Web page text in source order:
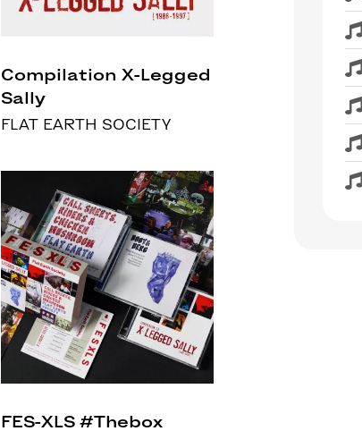
Compilation X-Legged
Sally
FLAT EARTH SOCIETY
FES-XLS #Thebox